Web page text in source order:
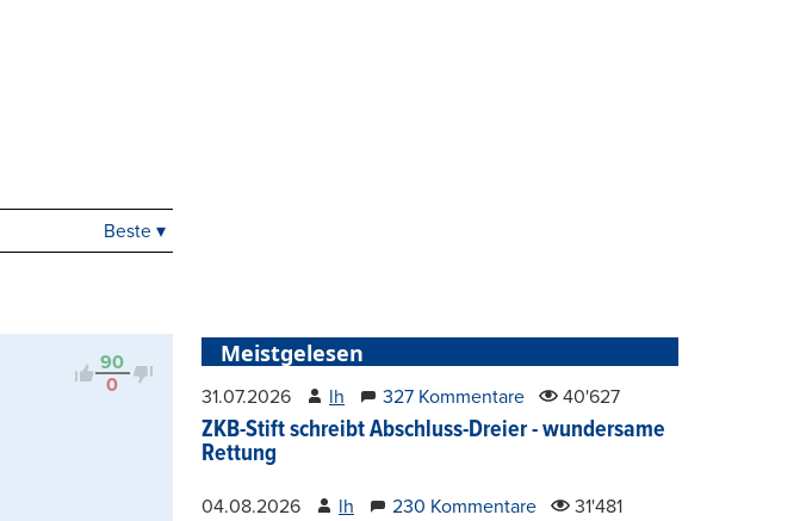
Kontrovers
Beste ▾
90
0
Meistgelesen
31.07.2026 lh 327 Kommentare 40'627
ZKB-Stift schreibt Abschluss-Dreier - wundersame
Rettung
04.08.2026 lh 230 Kommentare 31'481